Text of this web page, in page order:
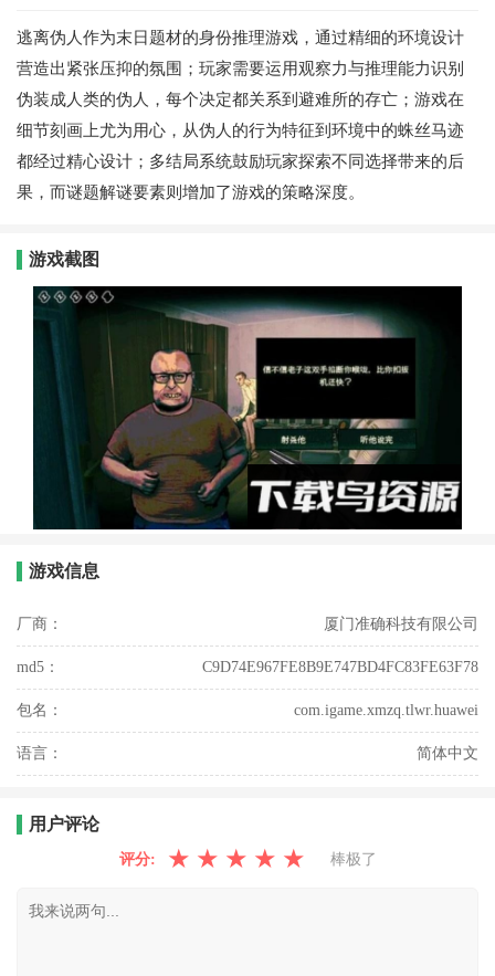
逃离伪人作为末日题材的身份推理游戏，通过精细的环境设计
营造出紧张压抑的氛围；玩家需要运用观察力与推理能力识别
伪装成人类的伪人，每个决定都关系到避难所的存亡；游戏在
细节刻画上尤为用心，从伪人的行为特征到环境中的蛛丝马迹
都经过精心设计；多结局系统鼓励玩家探索不同选择带来的后
果，而谜题解谜要素则增加了游戏的策略深度。
游戏截图
游戏信息
厂商： 厦门准确科技有限公司
md5： C9D74E967FE8B9E747BD4FC83FE63F78
包名： com.igame.xmzq.tlwr.huawei
语言： 简体中文
用户评论
评分: ★ ★ ★ ★ ★ 棒极了